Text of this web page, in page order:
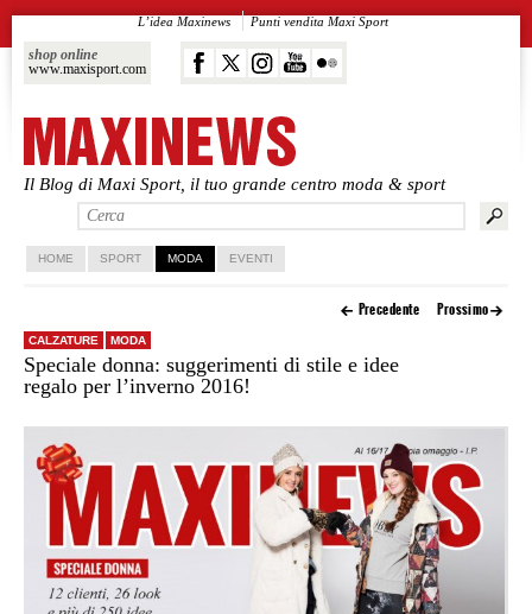
Il Blog di Maxi Sport, il tuo grande centro moda & sport
shop online
www.maxisport.com
L’idea Maxinews Punti vendita Maxi Sport
Vai al contenuto principale
Vai al contenuto secondario
HOME SPORT MODA EVENTI
Precedente Prossimo
CALZATURE MODA
Speciale donna: suggerimenti di stile e idee
regalo per l’inverno 2016!